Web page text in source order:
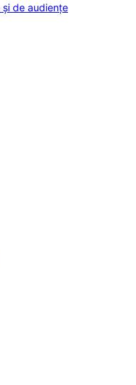
de audiențe